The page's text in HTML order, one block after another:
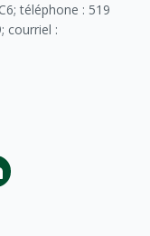
téléphone : 519
courriel :